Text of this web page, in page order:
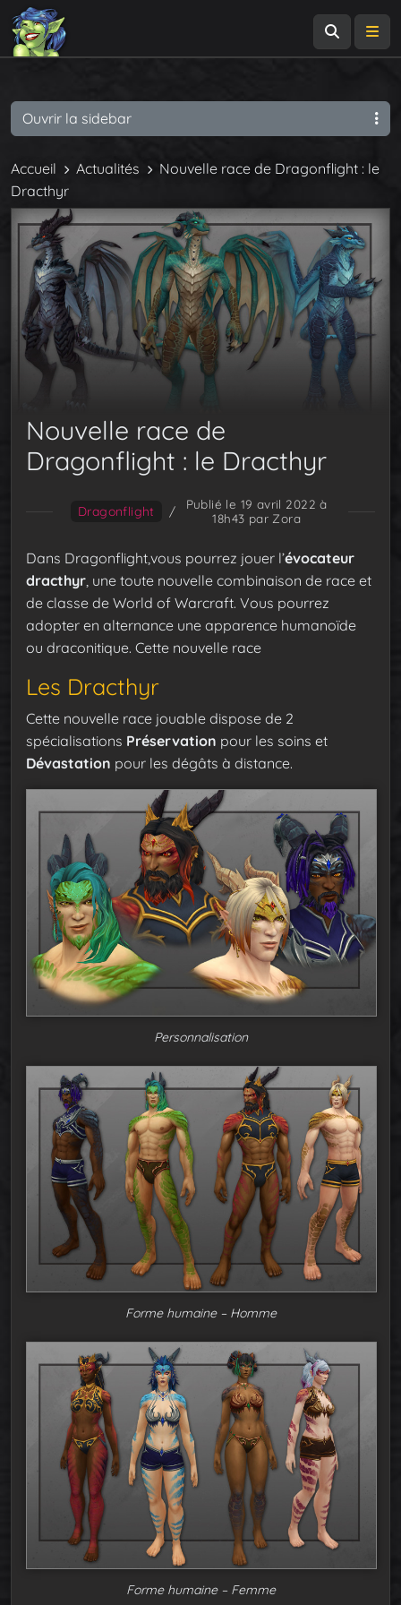
Accueil Actualités
Nouvelle race de Dragonflight : le
Dracthyr
Nouvelle race de
Dragonflight : le Dracthyr
Dragonflight /
Publié le 19 avril 2022 à
18h43 par Zora
Dans Dragonflight,vous pourrez jouer l’évocateur
dracthyr, une toute nouvelle combinaison de race et
de classe de World of Warcraft. Vous pourrez
adopter en alternance une apparence humanoïde
ou draconitique. Cette nouvelle race
Les Dracthyr
Cette nouvelle race jouable dispose de 2
spécialisations Préservation pour les soins et
Dévastation pour les dégâts à distance.
Personnalisation
Forme humaine – Homme
Forme humaine – Femme
Ouvrir la sidebar